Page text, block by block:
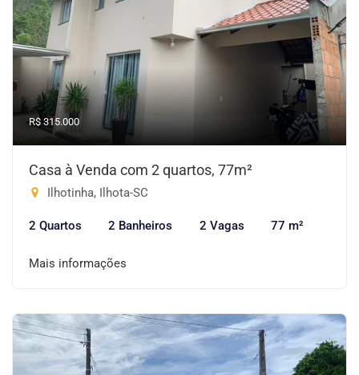
R$ 315.000
Casa à Venda com 2 quartos, 77m²
Ilhotinha, Ilhota-SC
2 Quartos 2 Banheiros 2 Vagas 77 m²
Mais informações